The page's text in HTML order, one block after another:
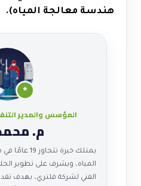
هندسة معالجة المياه).
★
المؤسس والمدير
م.
يمتلك خبرة
المياه، ويشرف على تطوير
الفني لشركة فلتري، بهدف